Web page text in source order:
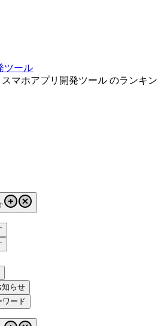
ツール
スマホアプリ開発ツール のランキン
知らせ
ワード